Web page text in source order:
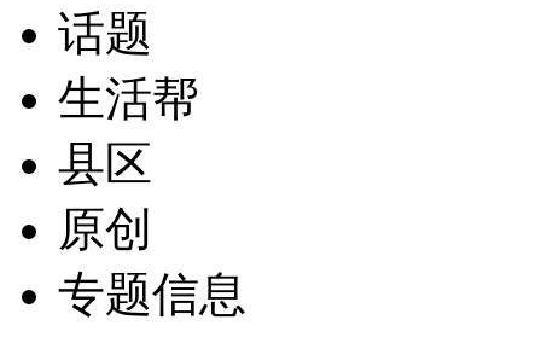
话题
生活帮
县区
原创
专题信息